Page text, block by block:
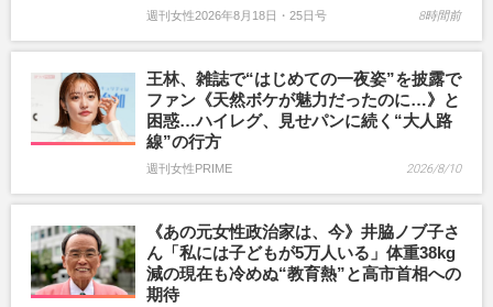
週刊女性2026年8月18日・25日号 8時間前
王林、雑誌で“はじめての一夜姿”を披露で
ファン《天然ボケが魅力だったのに…》と
困惑…ハイレグ、見せパンに続く“大人路
線”の行方
週刊女性PRIME 2026/8/10
《あの元女性政治家は、今》井脇ノブ子さ
ん「私には子どもが5万人いる」体重38kg
減の現在も冷めぬ“教育熱”と高市首相への
期待